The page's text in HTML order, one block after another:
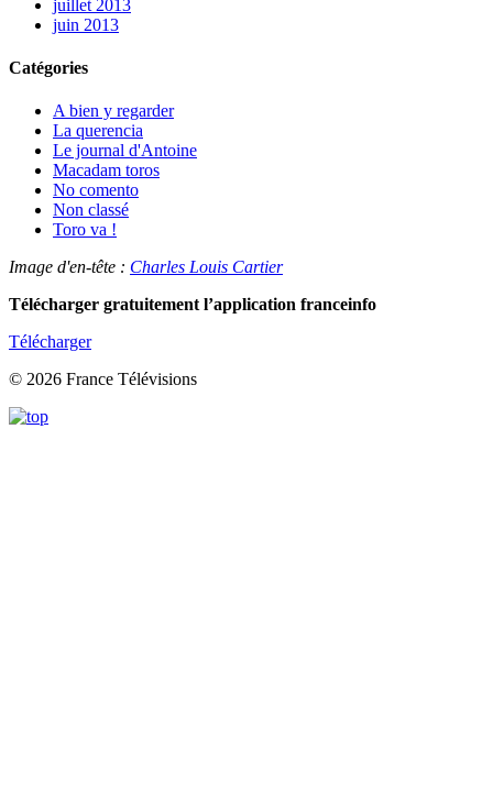
juillet 2013
juin 2013
Catégories
A bien y regarder
La querencia
Le journal d'Antoine
Macadam toros
No comento
Non classé
Toro va !
Image d'en-tête : Charles Louis Cartier
Télécharger gratuitement l’application franceinfo
Télécharger
© 2026 France Télévisions